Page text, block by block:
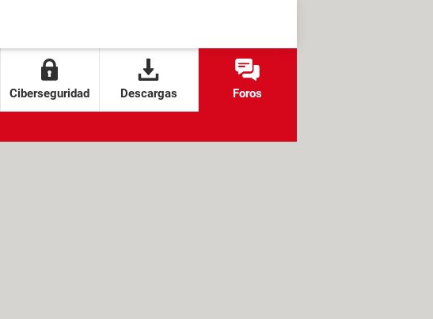
Ciberseguridad Descargas Foros